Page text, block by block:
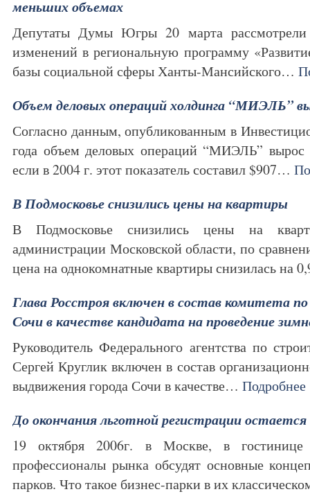
меньших объемах
Депутаты Думы Югры 20 марта рассмотрели
изменений в региональную программу
базы социальной сферы Ханты-Мансийского…
Объем деловых операций холдинга “МИЭЛЬ”
Согласно данным, опубликованным в
года объем деловых операций “МИЭЛЬ” вырос
если в 2004 г. этот показатель составил $907…
В Подмосковье снизились цены на квартиры
В Подмосковье снизились цены на
администрации Московской области, по
цена на однокомнатные квартиры снизилась на
Глава Росстроя включен в состав комитета
Сочи в качестве кандидата на проведение
Руководитель Федерального агентства по
Сергей Круглик включен в состав
выдвижения города Сочи в качестве… Подробнее
До окончания льготной регистрации остается
19 октября 2006г. в Москве, в
профессионалы рынка обсудят основные
парков. Что такое бизнес-парки в их